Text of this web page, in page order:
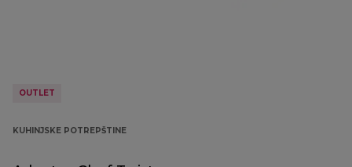
OUTLET
KUHINJSKE POTREPŠTINE